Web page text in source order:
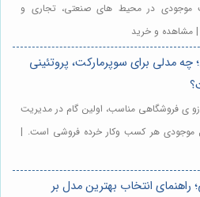
موجودی در محیط های صنعتی، تجاری و
مشاهده و خرید
مدلی برای سوپرمارکت، پروتئینی
ی فروشگاهی مناسب، اولین گام در مدیریت
موجودی هر کسب وکار خرده فروشی است. |
راهنمای انتخاب بهترین مدل بر